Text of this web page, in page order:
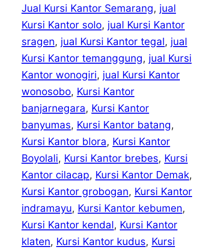
Jual Kursi Kantor Semarang, jual
Kursi Kantor solo, jual Kursi Kantor
sragen, jual Kursi Kantor tegal, jual
Kursi Kantor temanggung, jual Kursi
Kantor wonogiri, jual Kursi Kantor
wonosobo, Kursi Kantor
banjarnegara, Kursi Kantor
banyumas, Kursi Kantor batang
Kursi Kantor blora, Kursi Kantor
Boyolali, Kursi Kantor brebes, Kursi
Kantor cilacap, Kursi Kantor Demak
Kursi Kantor grobogan, Kursi Kantor
indramayu, Kursi Kantor kebumen
Kursi Kantor kendal, Kursi Kantor
klaten, Kursi Kantor kudus, Kursi